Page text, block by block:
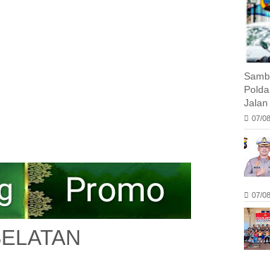
Jalan
07/
07/